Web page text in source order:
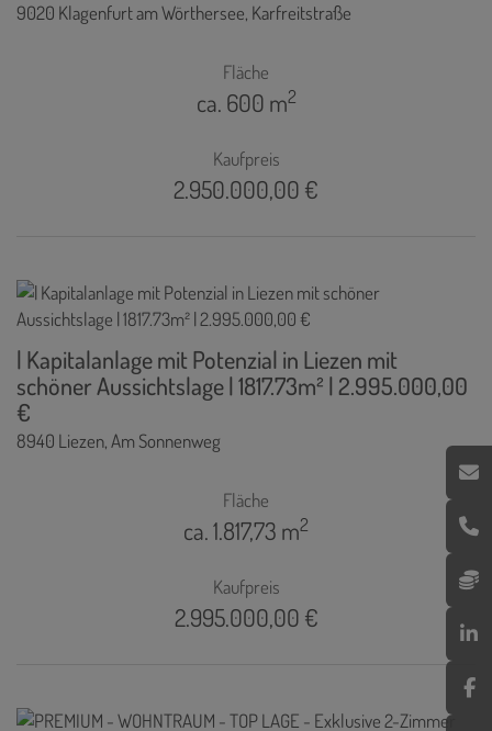
9020 Klagenfurt am Wörthersee, Karfreitstraße
Fläche
ca. 600 m2
Kaufpreis
2.950.000,00 €
| Kapitalanlage mit Potenzial in Liezen mit
schöner Aussichtslage | 1817.73m² | 2.995.000,00
€
8940 Liezen, Am Sonnenweg
Fläche
ca. 1.817,73 m2
Kaufpreis
2.995.000,00 €